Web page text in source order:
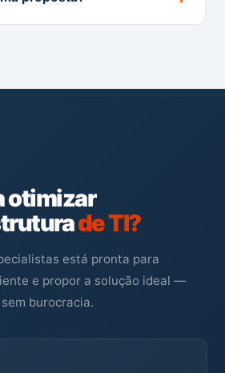
otimizar
de TI?
está pronta para
e propor a solução ideal —
burocracia.